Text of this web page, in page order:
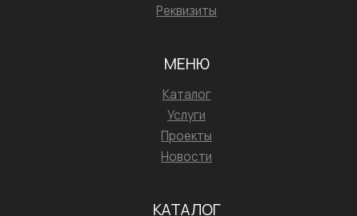
Реквизиты
МЕНЮ
Каталог
Услуги
Проекты
Новости
КАТАЛОГ